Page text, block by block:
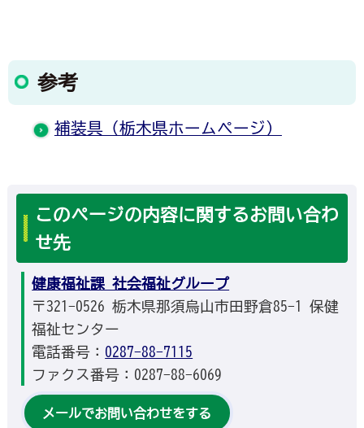
参考
補装具（栃木県ホームページ）
このページの内容に関するお問い合わ
せ先
健康福祉課 社会福祉グループ
〒321-0526 栃木県那須烏山市田野倉85-1 保健
福祉センター
電話番号： 0287-88-7115
ファクス番号：0287-88-6069
メールでお問い合わせをする